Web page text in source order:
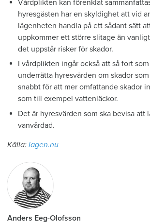
Vårdplikten kan förenklat
hyresgästen har en skyldighet att vid
lägenheten handla på ett sådant sätt
uppkommer ett större slitage än
det uppstår risker för skador.
I vårdplikten ingår också att så fort
underrätta hyresvärden om skador
snabbt för att mer omfattande skador
som till exempel vattenläckor.
Det är hyresvärden som ska bevisa att
vanvårdad.
Källa: lagen.nu
Anders Eeg-Olofsson